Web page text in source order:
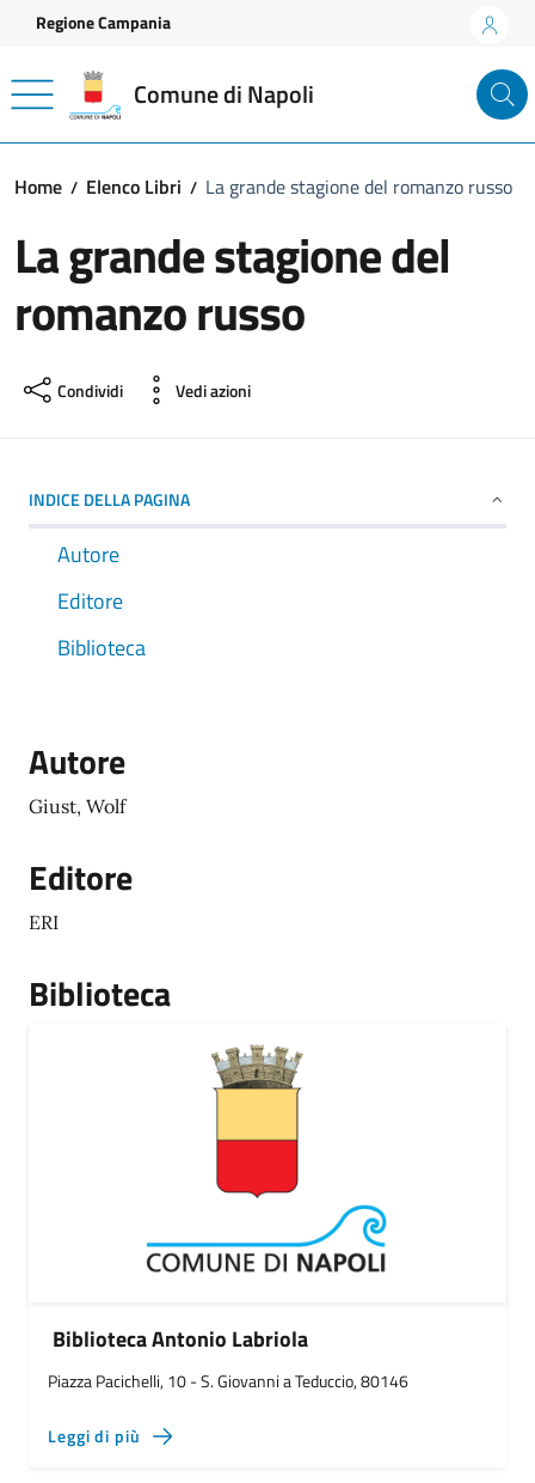
Vai ai contenuti
Vai al footer
Regione Campania
Comune di Napoli
Home Elenco Libri La grande stagione del romanzo russo
La grande stagione del
romanzo russo
Condividi Vedi azioni
INDICE DELLA PAGINA
Autore
Editore
Biblioteca
Autore
Giust, Wolf
Editore
ERI
Biblioteca
Biblioteca Antonio Labriola
Piazza Pacichelli, 10 - S. Giovanni a Teduccio, 80146
Leggi di più